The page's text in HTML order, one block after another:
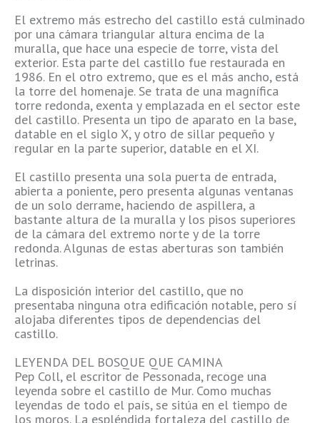
El extremo más estrecho del castillo está culminado
por una cámara triangular altura encima de la
muralla, que hace una especie de torre, vista del
exterior. Esta parte del castillo fue restaurada en
1986. En el otro extremo, que es el más ancho, está
la torre del homenaje. Se trata de una magnífica
torre redonda, exenta y emplazada en el sector este
del castillo. Presenta un tipo de aparato en la base,
datable en el siglo X, y otro de sillar pequeño y
regular en la parte superior, datable en el XI.
El castillo presenta una sola puerta de entrada,
abierta a poniente, pero presenta algunas ventanas
de un solo derrame, haciendo de aspillera, a
bastante altura de la muralla y los pisos superiores
de la cámara del extremo norte y de la torre
redonda. Algunas de estas aberturas son también
letrinas.
La disposición interior del castillo, que no
presentaba ninguna otra edificación notable, pero sí
alojaba diferentes tipos de dependencias del
castillo.
LEYENDA DEL BOSQUE QUE CAMINA
Pep Coll, el escritor de Pessonada, recoge una
leyenda sobre el castillo de Mur. Como muchas
leyendas de todo el país, se sitúa en el tiempo de
los moros. La espléndida fortaleza del castillo de